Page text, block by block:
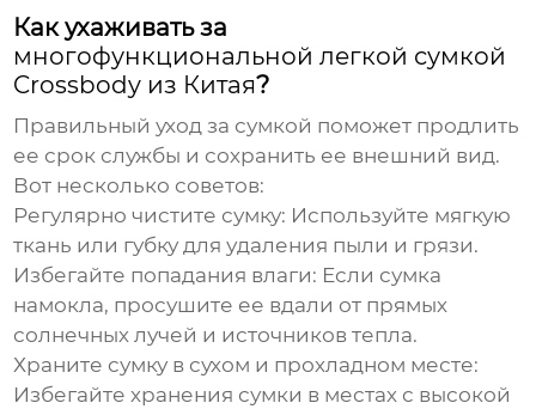
Как ухаживать за
многофункциональной легкой сумкой
Crossbody из Китая?
Правильный уход за сумкой поможет продлить
ее срок службы и сохранить ее внешний вид.
Вот несколько советов:
Регулярно чистите сумку: Используйте мягкую
ткань или губку для удаления пыли и грязи.
Избегайте попадания влаги: Если сумка
намокла, просушите ее вдали от прямых
солнечных лучей и источников тепла.
Храните сумку в сухом и прохладном месте:
Избегайте хранения сумки в местах с высокой